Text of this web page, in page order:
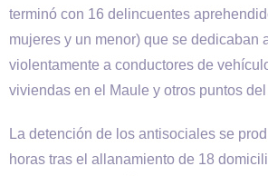
terminó con 16 delincuentes
mujeres y un menor) que se dedicaban
violentamente a conductores de
viviendas en el Maule y otros puntos
La detención de los antisociales se
horas tras el allanamiento de 18